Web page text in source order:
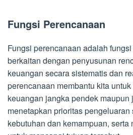
Fungsi Perencanaan
Fungsi perencanaan adalah
berkaitan dengan penyusunan
keuangan secara sistematis dan
perencanaan membantu kita
keuangan jangka pendek maupun
menetapkan prioritas
kebutuhan dan kemampuan, serta